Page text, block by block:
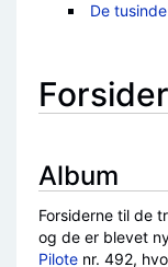
De
Forsider
Album
Forsiderne til de
og de er blevet
Pilote nr. 492,